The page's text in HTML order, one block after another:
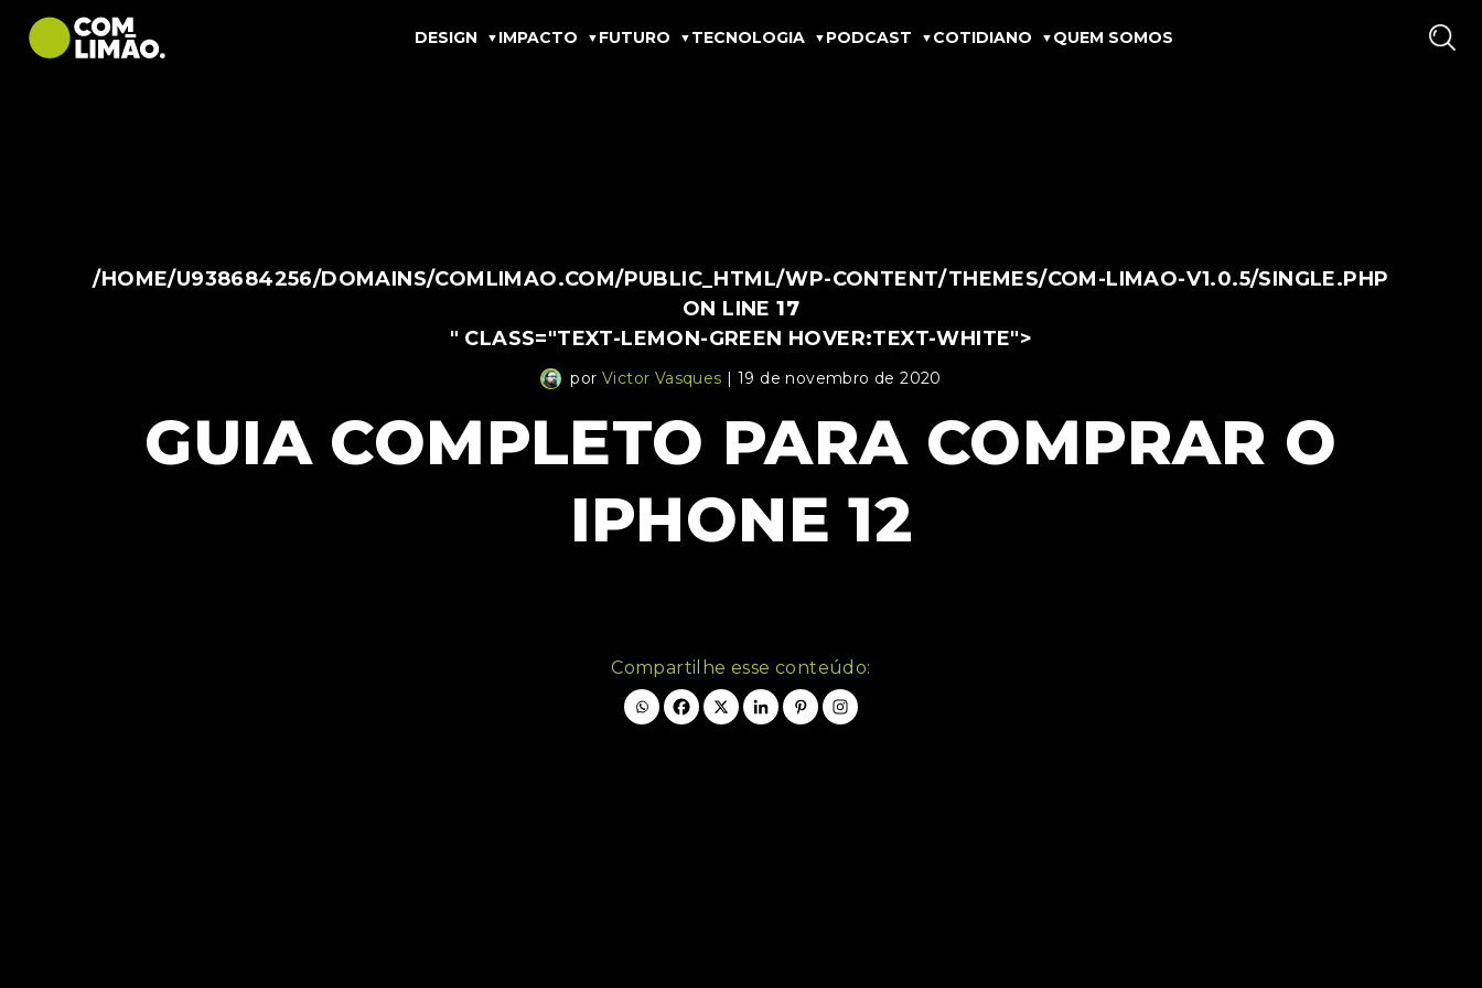
DESIGN IMPACTO FUTURO TECNOLOGIA PODCAST COTIDIANO QUEM SOMOS
/HOME/U938684256/DOMAINS/COMLIMAO.COM/PUBLIC_HTML/WP-CONTENT/THEMES/COM-LIMAO-V1.0.5/SINGLE.PHP
ON LINE17
" CLASS="TEXT-LEMON-GREEN HOVER:TEXT-WHITE">
porVictor Vasques | 19 de novembro de 2020
GUIA COMPLETO PARA COMPRAR O
IPHONE 12
Compartilhe esse conteúdo: